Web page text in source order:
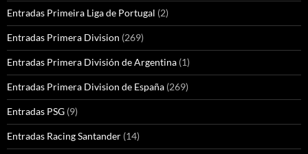
Entradas Primeira Liga de Portugal (2)
Entradas Primera Division (269)
Entradas Primera División de Argentina (1)
Entradas Primera Division de España (269)
Entradas PSG (9)
Entradas Racing Santander (14)